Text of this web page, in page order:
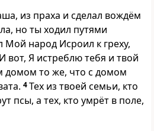
из праха и сделал вождём
но ты ходил путями
Мой народ Исроил к греху,
И вот, Я истреблю тебя и твой
домом то же, что с домом
4Тех из твоей семьи, кто
псы, а тех, кто умрёт в поле,